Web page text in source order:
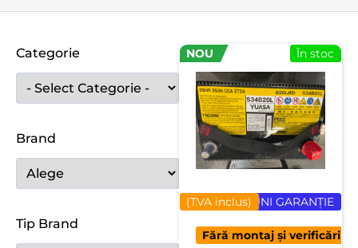
Categorie
Brand
Tip Brand
NOU
24 LUNI GARANȚIE
(TVA inclus)
În stoc
Fără montaj și verificări